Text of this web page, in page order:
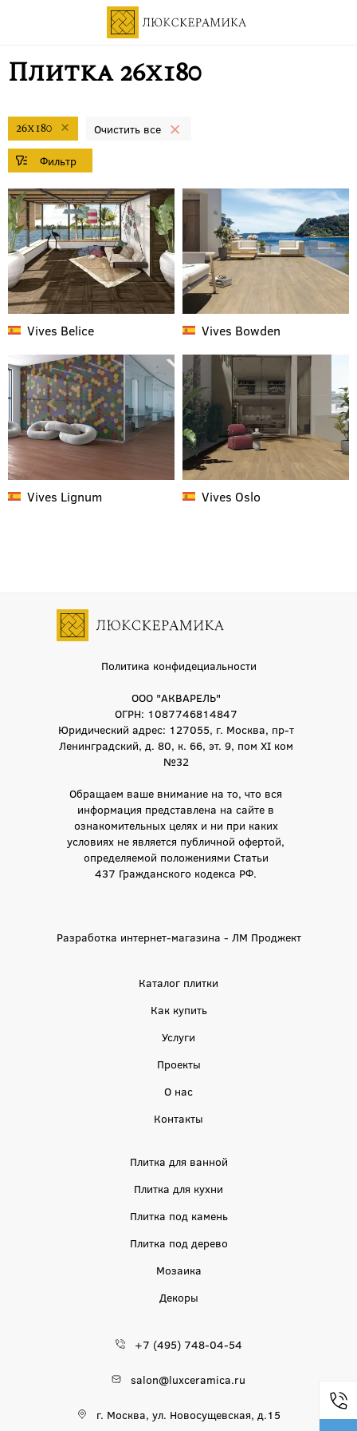
Плитка 26x180
26x180
Vives Belice Vives Bowden
Vives Lignum Vives Oslo
Политика конфидециальности
ООО "АКВАРЕЛЬ"
ОГРН: 1087746814847
Юридический адрес: 127055, г. Москва, пр-т
Ленинградский, д. 80, к. 66, эт. 9, пом XI ком
№32
Обращаем ваше внимание на то, что вся
информация представлена на сайте в
ознакомительных целях и ни при каких
условиях не является публичной офертой,
определяемой положениями Статьи
437 Гражданского кодекса РФ.
Разработка интернет-магазина - ЛМ Проджект
Каталог плитки
Как купить
Услуги
Проекты
О нас
Контакты
Плитка для ванной
Плитка для кухни
Плитка под камень
Плитка под дерево
Мозаика
Декоры
+7 (495) 748-04-54
salon@luxceramica.ru
г. Москва, ул. Новосущевская, д.15